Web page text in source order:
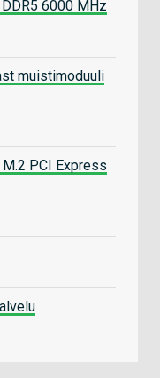
6000 MHz
muistimoduuli
PCI Express